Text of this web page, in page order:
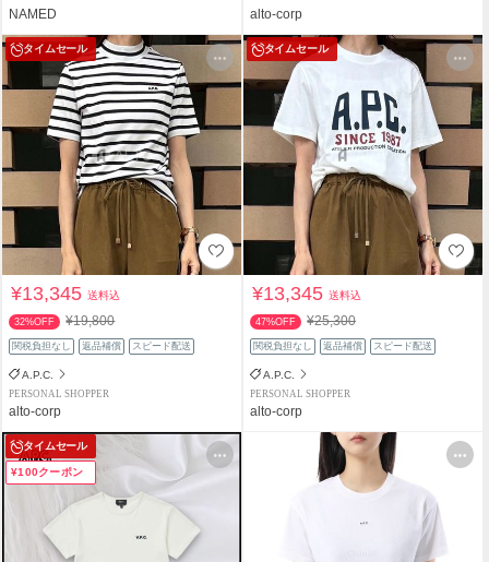
NAMED alto-corp
タイムセール
¥13,345送料込
32%OFF ¥19,800
関税負担なし 返品補償 スピード配送
A.P.C.
PERSONAL SHOPPER
alto-corp
タイムセール
¥13,345送料込
47%OFF ¥25,300
関税負担なし 返品補償 スピード配送
A.P.C.
PERSONAL SHOPPER
alto-corp
タイムセール
¥100クーポン